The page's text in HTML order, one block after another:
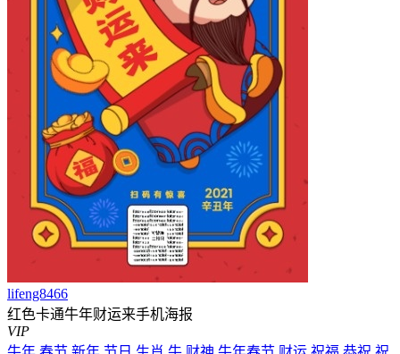
lifeng8466
红色卡通牛年财运来手机海报
VIP